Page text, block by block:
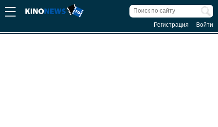
Регистрация Войти